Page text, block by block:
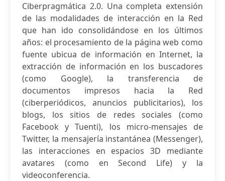
Ciberpragmática 2.0. Una completa extensión
de las modalidades de interacción en la Red
que han ido consolidándose en los últimos
años: el procesamiento de la página web como
fuente ubicua de información en Internet, la
extracción de información en los buscadores
(como Google), la transferencia de
documentos impresos hacia la Red
(ciberperiódicos, anuncios publicitarios), los
blogs, los sitios de redes sociales (como
Facebook y Tuenti), los micro-mensajes de
Twitter, la mensajería instantánea (Messenger),
las interacciones en espacios 3D mediante
avatares (como en Second Life) y la
videoconferencia.